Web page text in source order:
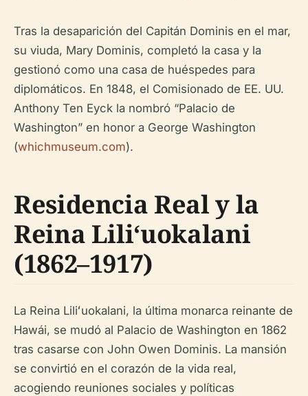
Tras la desaparición del Capitán Dominis en el mar,
su viuda, Mary Dominis, completó la casa y la
gestionó como una casa de huéspedes para
diplomáticos. En 1848, el Comisionado de EE. UU.
Anthony Ten Eyck la nombró “Palacio de
Washington” en honor a George Washington
(whichmuseum.com).
Residencia Real y la
Reina Liliʻuokalani
(1862–1917)
La Reina Liliʻuokalani, la última monarca reinante de
Hawái, se mudó al Palacio de Washington en 1862
tras casarse con John Owen Dominis. La mansión
se convirtió en el corazón de la vida real,
acogiendo reuniones sociales y políticas